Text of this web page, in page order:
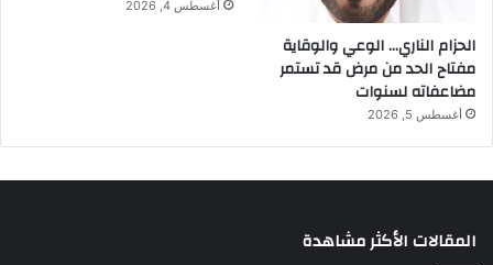
الحزام الناري… الوعي والوقاية
مفتاح الحد من مرض قد تستمر
مضاعفاته لسنوات
أغسطس 5, 2026
أغسطس 4, 2026
المقالات الأكثر مشاهدة